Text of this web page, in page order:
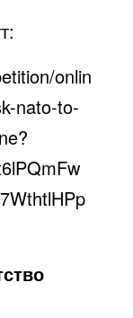
onlin
nato-to-